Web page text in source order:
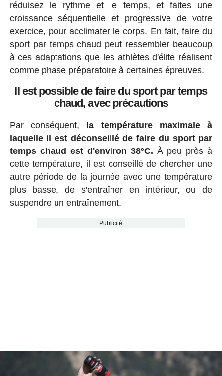
réduisez le rythme et le temps, et faites une
croissance séquentielle et progressive de votre
exercice, pour acclimater le corps. En fait, faire du
sport par temps chaud peut ressembler beaucoup
à ces adaptations que les athlètes d'élite réalisent
comme phase préparatoire à certaines épreuves.
Il est possible de faire du sport par temps
chaud, avec précautions
Par conséquent, la température maximale à
laquelle il est déconseillé de faire du sport par
temps chaud est d'environ 38ºC. À peu près à
cette température, il est conseillé de chercher une
autre période de la journée avec une température
plus basse, de s'entraîner en intérieur, ou de
suspendre un entraînement.
Publicité